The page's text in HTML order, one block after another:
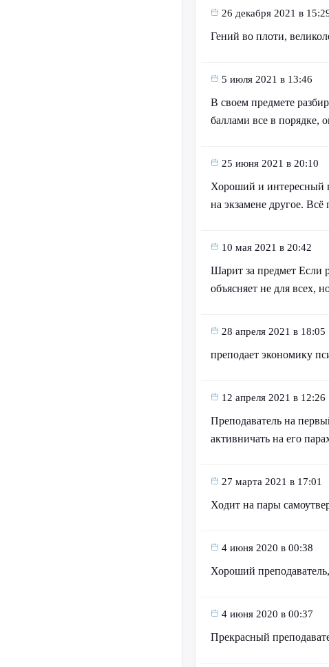
26 декабря 2021 в
Гений во плоти,
5 июля 2021 в 13:46
В своем предмете
баллами все в порядке,
25 июня 2021 в 20:10
Хороший и интересный
на экзамене другое. Всё
10 мая 2021 в 20:42
Шарит за предмет Если
объясняет не для всех,
28 апреля 2021 в 18:05
преподает экономику
12 апреля 2021 в 12:26
Преподаватель на
активничать на его
27 марта 2021 в 17:01
Ходит на пары
4 июня 2020 в 00:38
Хороший
4 июня 2020 в 00:37
Прекрасный